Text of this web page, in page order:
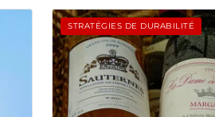
STRATÉGIES DE DURABILITÉ